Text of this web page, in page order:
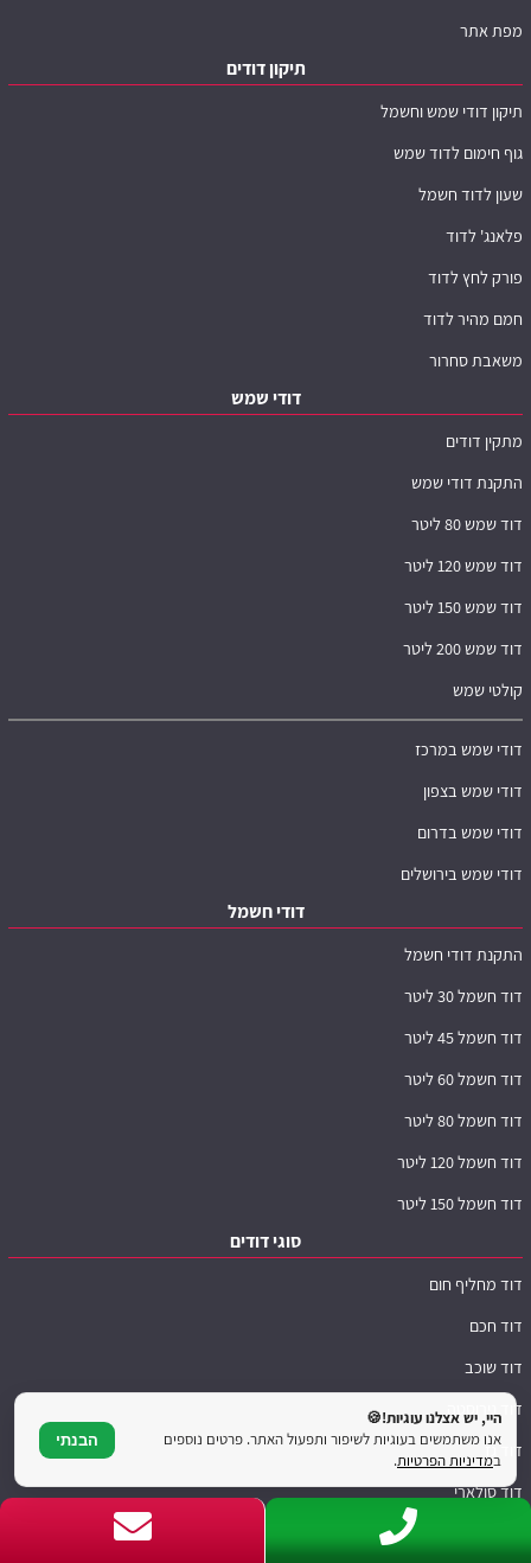
מפת אתר
תיקון דודים
תיקון דודי שמש וחשמל
גוף חימום לדוד שמש
שעון לדוד חשמל
פלאנג' לדוד
פורק לחץ לדוד
חמם מהיר לדוד
משאבת סחרור
דודי שמש
מתקין דודים
התקנת דודי שמש
דוד שמש 80 ליטר
דוד שמש 120 ליטר
דוד שמש 150 ליטר
דוד שמש 200 ליטר
קולטי שמש
דודי שמש במרכז
דודי שמש בצפון
דודי שמש בדרום
דודי שמש בירושלים
דודי חשמל
התקנת דודי חשמל
דוד חשמל 30 ליטר
דוד חשמל 45 ליטר
דוד חשמל 60 ליטר
דוד חשמל 80 ליטר
דוד חשמל 120 ליטר
דוד חשמל 150 ליטר
סוגי דודים
דוד מחליף חום
דוד חכם
דוד שוכב
דוד נירוסטה
דוד גז
דוד סולארי
ראו סוגי דודים נוספים
היי, יש אצלנו עוגיות!🍪
אנו משתמשים בעוגיות לשיפור ותפעול האתר. פרטים נוספים
במדיניות הפרטיות.
הבנתי